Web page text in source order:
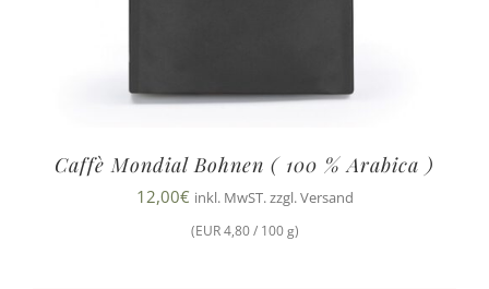
Caffè Mondial Bohnen ( 100 % Arabica )
12,00€ inkl. MwST. zzgl. Versand
(EUR 4,80 / 100 g)